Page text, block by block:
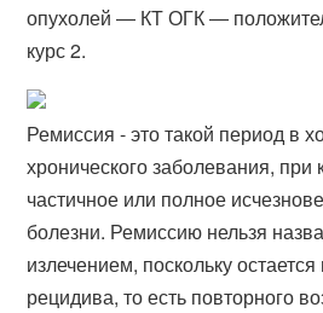
опухолей ― КТ ОГК ―
курс 2​.
Ремиссия - это такой период в
хронического заболевания, при
частичное или полное
болезни. Ремиссию нельзя
излечением, поскольку
рецидива, то есть повторного